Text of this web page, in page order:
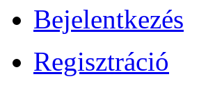
Bejelentkezés
Regisztráció